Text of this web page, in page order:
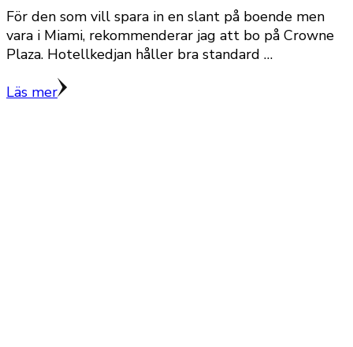
För den som vill spara in en slant på boende men
vara i Miami, rekommenderar jag att bo på Crowne
Plaza. Hotellkedjan håller bra standard …
Läs mer